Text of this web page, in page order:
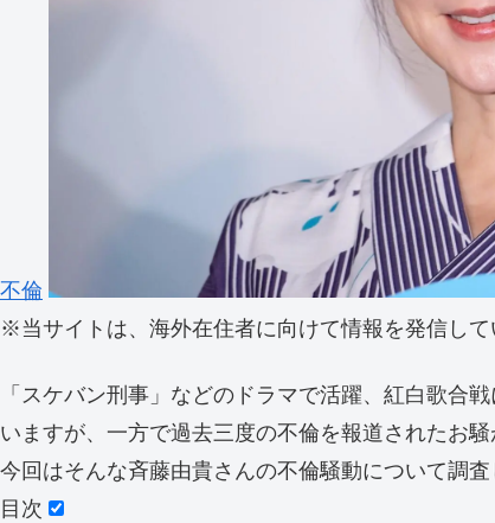
不倫
※当サイトは、海外在住者に向けて情報を発信して
「スケバン刑事」などのドラマで活躍、紅白歌合
いますが、一方で過去三度の不倫を報道されたお騒
今回はそんな斉藤由貴さんの不倫騒動について調査
目次